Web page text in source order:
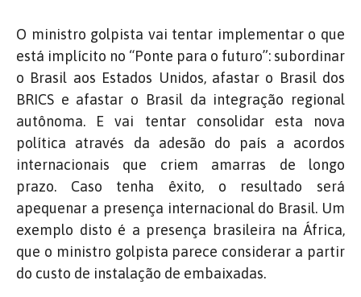
O ministro golpista vai tentar implementar o que
está implícito no “Ponte para o futuro”: subordinar
o Brasil aos Estados Unidos, afastar o Brasil dos
BRICS e afastar o Brasil da integração regional
autônoma. E vai tentar consolidar esta nova
política através da adesão do país a acordos
internacionais que criem amarras de longo
prazo. Caso tenha êxito, o resultado será
apequenar a presença internacional do Brasil. Um
exemplo disto é a presença brasileira na África,
que o ministro golpista parece considerar a partir
do custo de instalação de embaixadas.